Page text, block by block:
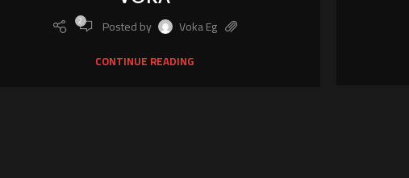
Posted by Voka Eg
2
CONTINUE READING